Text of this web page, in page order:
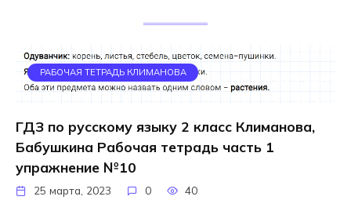
РАБОЧАЯ ТЕТРАДЬ КЛИМАНОВА
ГДЗ по русскому языку 2 класс Климанова,
Бабушкина Рабочая тетрадь часть 1
упражнение №10
25 марта, 2023 0 40